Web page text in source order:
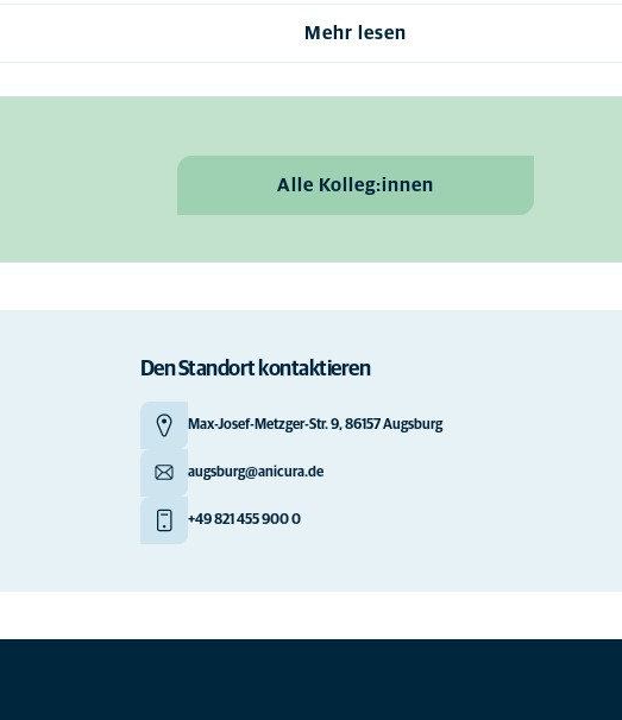
Mehr lesen
Alle Kolleg:innen
Den Standort kontaktieren
Max-Josef-Metzger-Str. 9, 86157 Augsburg
augsburg@anicura.de
+49 821 455 900 0